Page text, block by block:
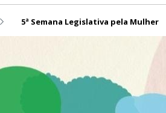
5ª Semana Legislativa pela Mulher